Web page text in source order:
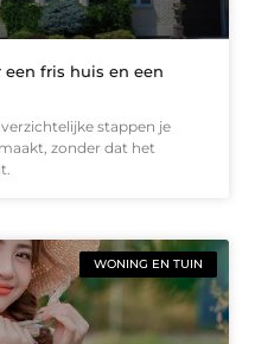
fris huis en een
stappen je
zonder dat het
WONING EN TUIN